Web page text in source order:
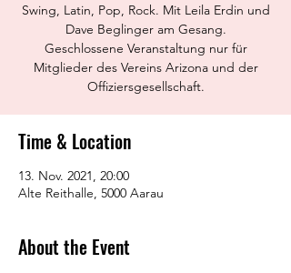
Swing, Latin, Pop, Rock. Mit Leila Erdin und
Dave Beglinger am Gesang.
Geschlossene Veranstaltung nur für
Mitglieder des Vereins Arizona und der
Offiziersgesellschaft.
Time & Location
13. Nov. 2021, 20:00
Alte Reithalle, 5000 Aarau
About the Event